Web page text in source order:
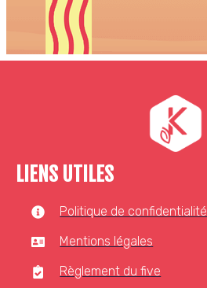
LIENS UTILES
Politique de confidentialité
Mentions légales
Règlement du five